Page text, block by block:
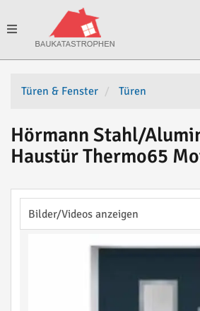
Toggle
navigation
Türen & Fenster Türen
Hörmann Stahl/
Haustür Thermo65
Bilder/Videos anzeigen